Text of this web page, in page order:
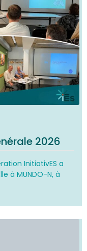
2026
InitiativES a
à MUNDO-N, à